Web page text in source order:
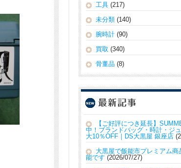
工具 (217)
未分類 (140)
腕時計 (90)
買取 (340)
骨董品 (8)
【ご好評につき延長】
中！ブランドバッグ・時計・ジ
大10％OFF｜DS大黒屋 銀座店
大黒屋で飯能市プレミアム商
能です 2026/07/27